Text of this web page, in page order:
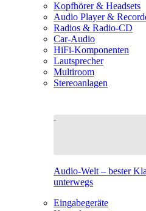
Kopfhörer & Headsets
Audio Player &
Radios & Radio-CD
Car-Audio
HiFi-Komponenten
Lautsprecher
Multiroom
Stereoanlagen
Audio-Welt – bester
unterwegs
Eingabegeräte